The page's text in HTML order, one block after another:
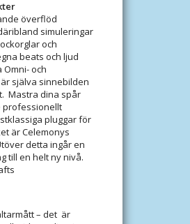
överflöd
simuleringar
och
beats och ljud
och
själva sinnebilden
Mastra dina spår
professionellt
pluggar för
är Celemonys
detta ingår en
till en helt ny nivå.
– det är